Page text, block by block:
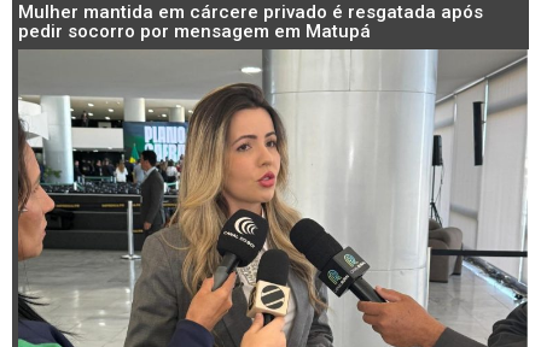
Mulher mantida em cárcere privado é resgatada após
pedir socorro por mensagem em Matupá